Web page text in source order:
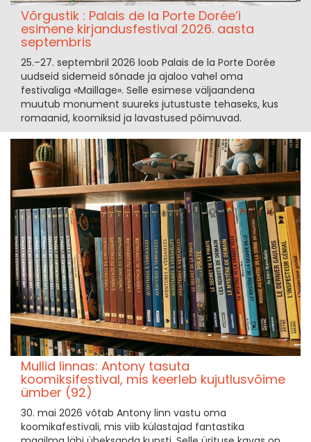
Võrgustik : Palais de la Porte Dorée’i
esimene kirjandusfestival 2026. aasta
septembris
25.–27. septembril 2026 loob Palais de la Porte Dorée
uudseid sidemeid sõnade ja ajaloo vahel oma
festivaliga «Maillage». Selle esimese väljaandena
muutub monument suureks jutustuste tehaseks, kus
romaanid, koomiksid ja lavastused põimuvad.
Mullid linnas: Antony tasuta
koomiksifestival, mis keerleb kujutlusvõime
ümber (92)
30. mai 2026 võtab Antony linn vastu oma
koomikafestivali, mis viib külastajad fantastika